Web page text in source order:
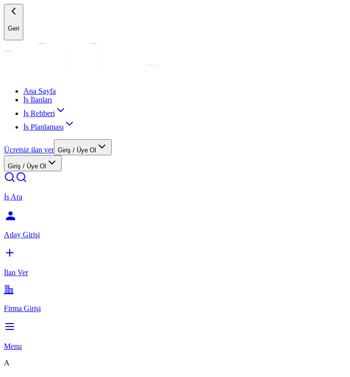
Geri
Ana Sayfa
İş İlanları
İş Rehberi
İş Planlaması
Ücretsiz ilan ver Giriş / Üye Ol
Giriş / Üye Ol
İş Ara
Aday Girişi
İlan Ver
Firma Girişi
Menu
A